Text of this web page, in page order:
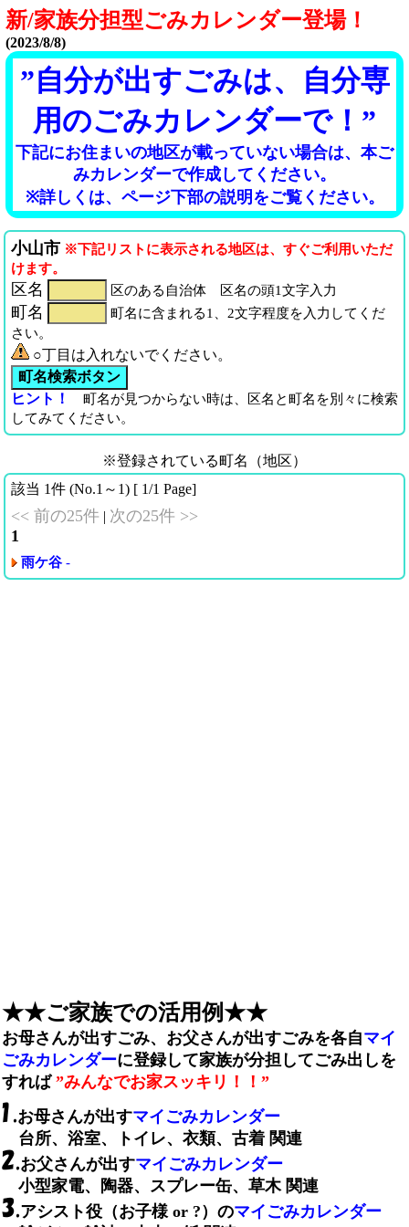
新/家族分担型ごみカレンダー登場！
(2023/8/8)
”自分が出すごみは、自分専
用のごみカレンダーで！”
下記にお住まいの地区が載っていない場合は、本ご
みカレンダーで作成してください。
※詳しくは、ページ下部の説明をご覧ください。
小山市 ※下記リストに表示される地区は、すぐご利用いただ
けます。
区名 区のある自治体 区名の頭1文字入力
町名
町名に含まれる1、2文字程度を入力してくだ
さい。
○丁目は入れないでください。
ヒント！
町名が見つからない時は、区名と町名を別々に検索
してみてください。
※登録されている町名（地区）
該当 1件 (No.1～1) [ 1/1 Page]
<< 前の25件 | 次の25件 >>
1
雨ケ谷 -
★★ご家族での活用例★★
お母さんが出すごみ、お父さんが出すごみを各自マイ
ごみカレンダーに登録して家族が分担してごみ出しを
すれば”みんなでお家スッキリ！！”
お母さんが出すマイごみカレンダー
台所、浴室、トイレ、衣類、古着 関連
お父さんが出すマイごみカレンダー
小型家電、陶器、スプレー缶、草木 関連
アシスト役（お子様 or ?）のマイごみカレンダー